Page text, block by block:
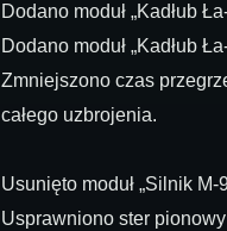
Dodano moduł „Kadłub
Dodano moduł „Kadłub
Zmniejszono czas
całego uzbrojenia.
Usunięto moduł „Silnik M-
Usprawniono ster pionowy